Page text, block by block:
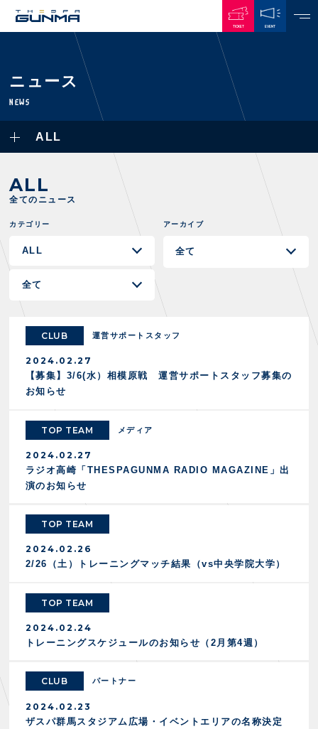
TICKET EVENT
CHALLENGERS
ACADEMY
OTHER
PLAYERS / STAFFS
トレーニング見学について
・練習場ごとの注意事項
・練習場マップ
GAMES
試合日程・結果
ホームイベント情報
TICKETS
・前売・当日チケット
・企画チケット
・招待チケット
シーズンシート
・シーズンシート
・法人シーズンシート
スタジアムアクセス
スタジアムルール
クラブプロパティ
スタジアムグルメ
ホームイベント情報
初心者向けのガイダンス
運営サポートスタッフ募集
設営撤収応援隊募集
FANZONE
ファンクラブ
グッズ
ザスパタイムズ
各SNS
クラブアンバサダー
PARTNERS
ホームタウン活動
スマイルキッズキャラバン
応援ベンダー設置のお願い
COMPANY
拠点一覧
フィロソフィー
HISTORY
CHALLENGERS
アカデミー概要
U-18
U-12
SCHOOL
スタッフ
スクール会員規約
TheSpark
ニュース
施設紹介
アクセス
お問い合わせ
ニュース
NEWS
ALL
ALL
全てのニュース
カテゴリー アーカイブ
CLUB 運営サポートスタッフ
2024.02.27
【募集】3/6(水）相模原戦 運営サポートスタッフ募集の
お知らせ
TOP TEAM メディア
2024.02.27
ラジオ高崎「THESPAGUNMA RADIO MAGAZINE」出
演のお知らせ
TOP TEAM
2024.02.26
2/26（土）トレーニングマッチ結果（vs中央学院大学）
TOP TEAM
2024.02.24
トレーニングスケジュールのお知らせ（2月第4週）
CLUB パートナー
2024.02.23
ザスパ群馬スタジアム広場・イベントエリアの名称決定